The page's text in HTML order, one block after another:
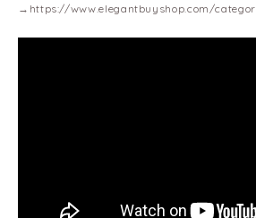
→ https://www.elegantbuyshop.com/